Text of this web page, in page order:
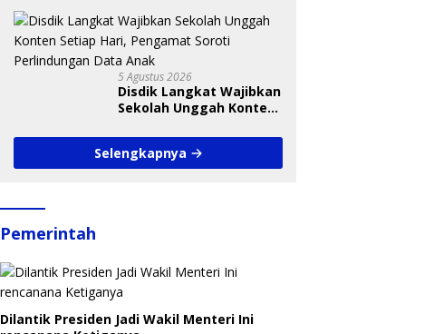
Takraw RA Cup I 2026
5 Agustus 2026
Disdik Langkat Wajibkan
Sekolah Unggah Konten
Soroti Perlindungan
Data Anak
Selengkapnya
Pemerintah
Dilantik Presiden Jadi Wakil Menteri Ini